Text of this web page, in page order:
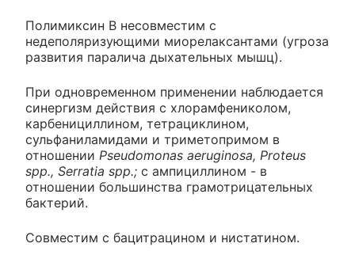
Полимиксин В несовместим с
недеполяризующими миорелаксантами (угроза
развития паралича дыхательных мышц).
При одновременном применении наблюдается
синергизм действия с хлорамфениколом,
карбенициллином, тетрациклином,
сульфаниламидами и триметопримом в
отношении Pseudomonas aeruginosa, Proteus
spp., Serratia spp.; с ампициллином - в
отношении большинства грамотрицательных
бактерий.
Совместим с бацитрацином и нистатином.